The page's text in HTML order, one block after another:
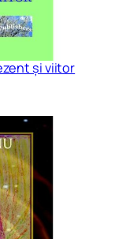
și viitor